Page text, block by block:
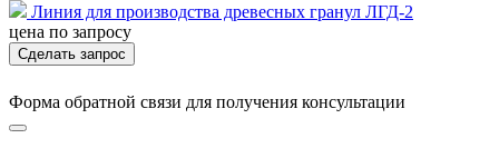
Линия для производства древесных гранул ЛГД-2
цена по запросу
Сделать запрос
Форма обратной связи для получения консультации